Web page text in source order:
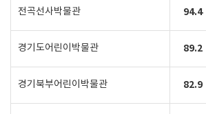
전곡선사박물관 94.4
경기도어린이박물관 89.2
경기북부어린이박물관 82.9